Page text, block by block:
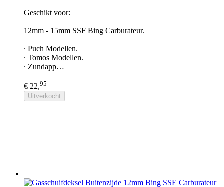
Geschikt voor:
12mm - 15mm SSF Bing Carburateur.
∙ Puch Modellen.
∙ Tomos Modellen.
∙ Zundapp…
€ 22,95
Uitverkocht